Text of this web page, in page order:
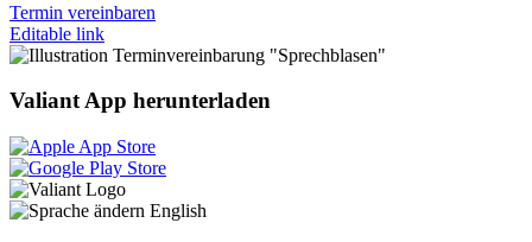
Termin vereinbaren
Editable link
Valiant App herunterladen
English